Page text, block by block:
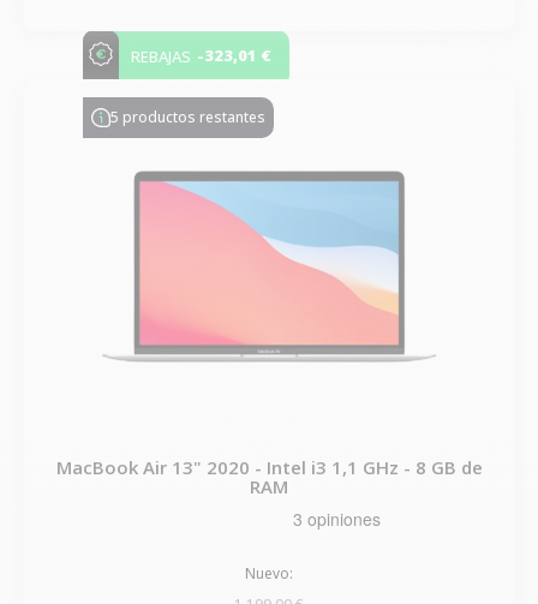
REBAJAS -323,01 €
5 productos restantes
MacBook Air 13" 2020 - Intel i3 1,1 GHz - 8 GB de
RAM
Nuevo: